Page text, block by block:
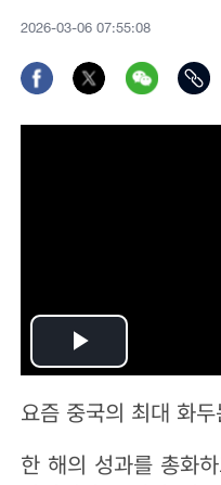
2026-03-06 07:55:08
Play
Video
요즘 중국의 최대 화
한 해의 성과를 총화